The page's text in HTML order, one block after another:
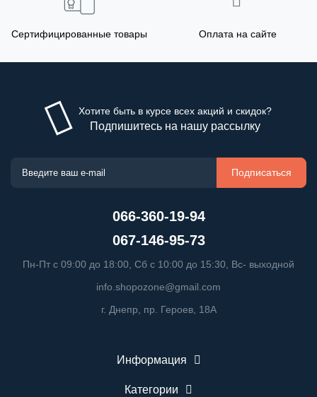
Сертифицированные товары Оплата на сайте
Хотите быть в курсе всех акций и скидок?
Подпишитесь на нашу рассылку
Подписаться
066-360-19-94
067-146-95-73
Пн-Пт с 09:00 до 18:00, Сб с 10:00 до 15:30, Вс- выходной
info.shopozone@gmail.com
г. Днепр, пр. Героев, 18А
Информация
Категории